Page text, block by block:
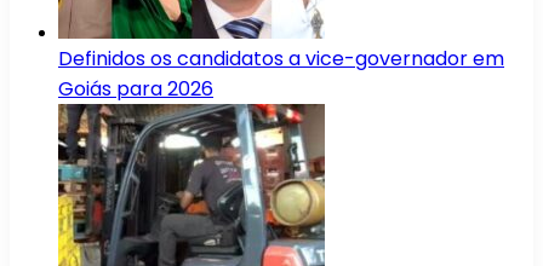
Definidos os candidatos a vice-governador em
Goiás para 2026